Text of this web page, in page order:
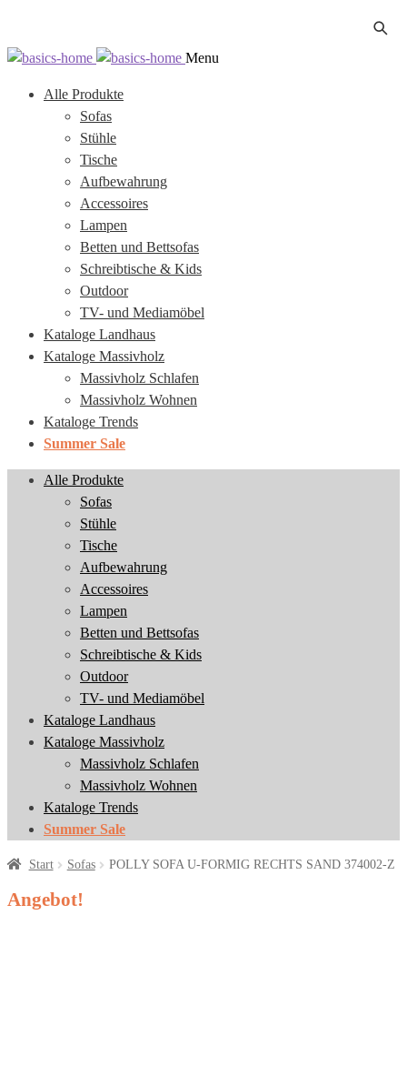
Zur
springen
Zum
springen
Menu
Alle Produkte
Sofas
Stühle
Tische
Aufbewahrung
Accessoires
Lampen
Betten und Bettsofas
Schreibtische & Kids
Outdoor
TV- und Mediamöbel
Kataloge Landhaus
Kataloge Massivholz
Massivholz Schlafen
Massivholz Wohnen
Kataloge Trends
Summer Sale
Alle Produkte
Sofas
Stühle
Tische
Aufbewahrung
Accessoires
Lampen
Betten und Bettsofas
Schreibtische & Kids
Outdoor
TV- und Mediamöbel
Kataloge Landhaus
Kataloge Massivholz
Massivholz Schlafen
Massivholz Wohnen
Kataloge Trends
Summer Sale
Start Sofas POLLY SOFA U-FORMIG RECHTS SAND 374002-Z
Angebot!